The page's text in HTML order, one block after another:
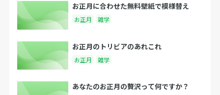
お正月に合わせた無料壁紙で模様替え
お正月 雑学
お正月のトリビアのあれこれ
お正月 雑学
あなたのお正月の贅沢って何ですか？